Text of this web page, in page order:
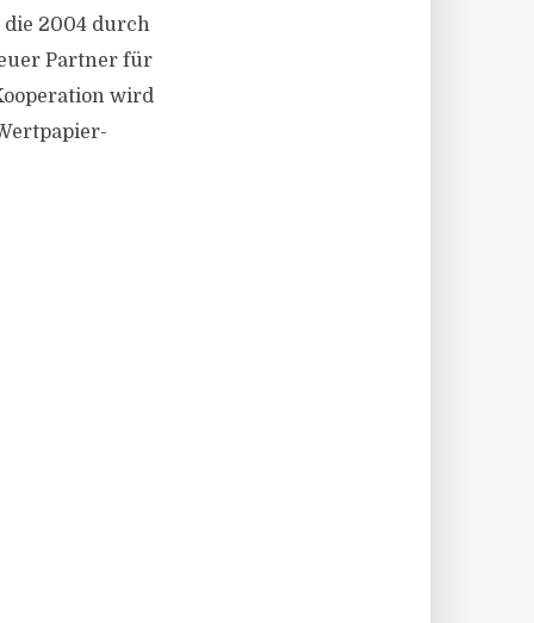
die 2004 durch
Partner für
wird